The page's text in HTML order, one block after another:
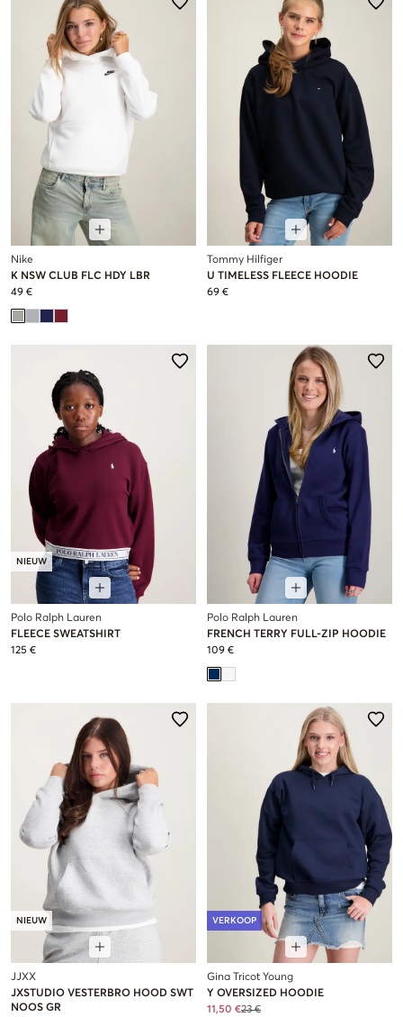
Nike
K NSW CLUB FLC HDY LBR
49 €
Tommy Hilfiger
U TIMELESS FLEECE HOODIE
69 €
NIEUW
Polo Ralph Lauren
FLEECE SWEATSHIRT
125 €
Polo Ralph Lauren
FRENCH TERRY FULL-ZIP HOODIE
109 €
NIEUW
JJXX
JXSTUDIO VESTERBRO HOOD SWT
NOOS GR
VERKOOP
Gina Tricot Young
Y OVERSIZED HOODIE
11,50 €23 €